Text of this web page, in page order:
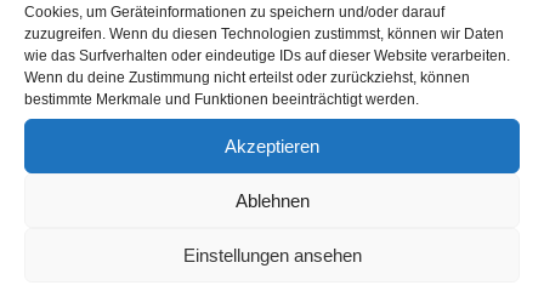
Cookies, um Geräteinformationen zu speichern und/oder darauf
zuzugreifen. Wenn du diesen Technologien zustimmst, können wir Daten
wie das Surfverhalten oder eindeutige IDs auf dieser Website verarbeiten.
Wenn du deine Zustimmung nicht erteilst oder zurückziehst, können
bestimmte Merkmale und Funktionen beeinträchtigt werden.
Akzeptieren
Ablehnen
Einstellungen ansehen
Tarforst.
musste, sollte mit ein wenig Glück der Aufstieg
möglich sein, doch es kam leider anders.